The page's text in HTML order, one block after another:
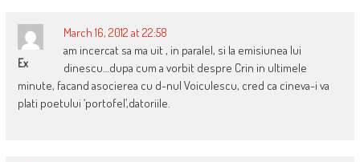
Ex
March 16, 2012 at 22:58
am incercat sa ma uit , in paralel, si la emisiunea lui
dinescu…dupa cum a vorbit despre Crin in ultimele
minute, facand asocierea cu d-nul Voiculescu, cred ca cineva-i va
plati poetului ‘portofel’,datoriile.